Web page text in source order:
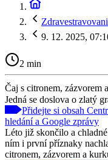
9. 12. 2025,
2 min
Čaj s citronem, zázvorem
Jedná se doslova o zlatý
Přidejte si obsah
hledání a Google zprávy
Léto již skončilo a
ním i první příznaky
citronem, zázvorem a